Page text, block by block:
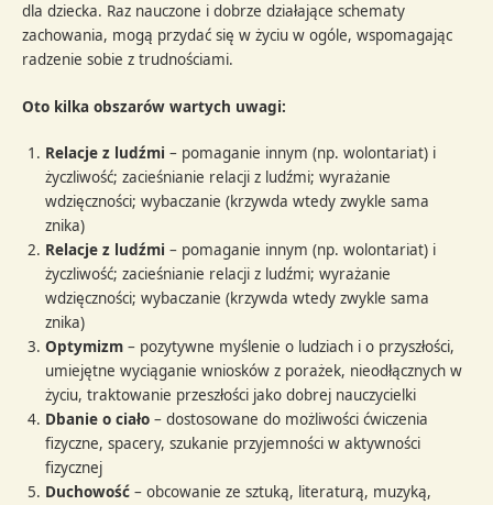
dla dziecka. Raz nauczone i dobrze działające schematy
zachowania, mogą przydać się w życiu w ogóle, wspomagając
radzenie sobie z trudnościami.
Oto kilka obszarów wartych uwagi:
Relacje z ludźmi – pomaganie innym (np. wolontariat) i
życzliwość; zacieśnianie relacji z ludźmi; wyrażanie
wdzięczności; wybaczanie (krzywda wtedy zwykle sama
znika)
Relacje z ludźmi – pomaganie innym (np. wolontariat) i
życzliwość; zacieśnianie relacji z ludźmi; wyrażanie
wdzięczności; wybaczanie (krzywda wtedy zwykle sama
znika)
Optymizm– pozytywne myślenie o ludziach i o przyszłości,
umiejętne wyciąganie wniosków z porażek, nieodłącznych w
życiu, traktowanie przeszłości jako dobrej nauczycielki
Dbanie o ciało – dostosowane do możliwości ćwiczenia
fizyczne, spacery, szukanie przyjemności w aktywności
fizycznej
Duchowość– obcowanie ze sztuką, literaturą, muzyką,